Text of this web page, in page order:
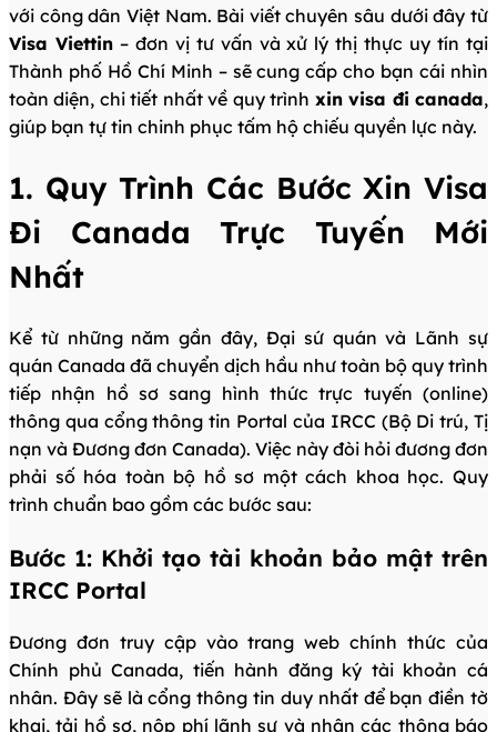
với công dân Việt Nam. Bài viết chuyên sâu dưới đây từ
Visa Viettin– đơn vị tư vấn và xử lý thị thực uy tín tại
Thành phố Hồ Chí Minh – sẽ cung cấp cho bạn cái nhìn
toàn diện, chi tiết nhất về quy trình xin visa đi canada,
giúp bạn tự tin chinh phục tấm hộ chiếu quyền lực này.
1. Quy Trình Các Bước Xin Visa
Đi Canada Trực Tuyến Mới
Nhất
Kể từ những năm gần đây, Đại sứ quán và Lãnh sự
quán Canada đã chuyển dịch hầu như toàn bộ quy trình
tiếp nhận hồ sơ sang hình thức trực tuyến (online)
thông qua cổng thông tin Portal của IRCC (Bộ Di trú, Tị
nạn và Đương đơn Canada). Việc này đòi hỏi đương đơn
phải số hóa toàn bộ hồ sơ một cách khoa học. Quy
trình chuẩn bao gồm các bước sau:
Bước 1: Khởi tạo tài khoản bảo mật trên
IRCC Portal
Đương đơn truy cập vào trang web chính thức của
Chính phủ Canada, tiến hành đăng ký tài khoản cá
nhân. Đây sẽ là cổng thông tin duy nhất để bạn điền tờ
khai, tải hồ sơ, nộp phí lãnh sự và nhận các thông báo